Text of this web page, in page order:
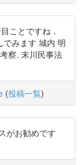
ことですね．
みます 城内 明
察. 末川民事法
(投稿一覧)
がお勧めです